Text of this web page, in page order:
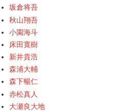
坂倉将吾
秋山翔吾
小園海斗
床田寛樹
新井貴浩
森浦大輔
森下暢仁
赤松真人
大瀬良大地